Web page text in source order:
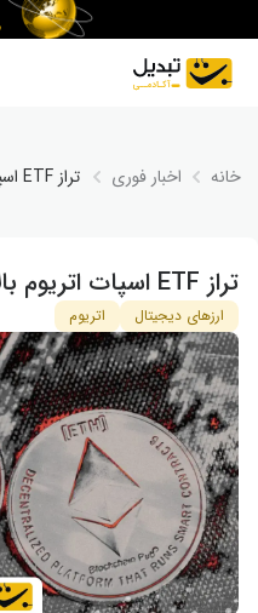
خانه اخبار فوری تراز ETF اسپات اتریوم بالاخره مثبت شد
تراز ETF اسپات اتریوم بالاخره مثبت شد
ارزهای دیجیتال اتریوم